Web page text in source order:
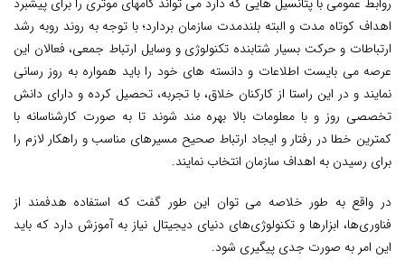
اهداف کوتاه مدت و البته بلندمدت سازمان بردارد؛ با توجه به روند روبه رشد
ارتباطات و حرکت بسیار شتابنده تکنولوژی و وسایل ارتباط جمعی، فعالان این
عرصه می بایست اطلاعات و دانسته های خود را باید همواره به روز رسانی
نمایند و در این راستا از کارکنان خلاق، با تجربه، تحصیل کرده و دارای دانش
تخصصی روز و با معلومات بالا بهره مند شوند تا به صورت کارشناسانه با
کمترین خطا در رفتار و ایجاد ارتباط صحیح مسیرهای مناسب و راهکار لازم را
برای رسیدن به اهداف سازمان انتخاب نمایند.
در واقع به طور خلاصه می توان این طور گفت که استفاده هدفمند از
فناوری‌ها، ابزارها و تکنولوژی‌های دنیای دیجیتال نیاز به آموزش دارد که باید
این امر به صورت جدی پیگیری شود.